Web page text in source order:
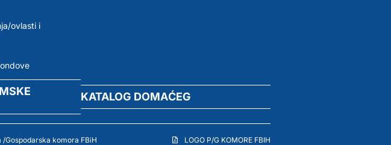
ovlasti i
KATALOG DOMAĆEG
/Gospodarska komora FBiH LOGO P/G KOMORE FBIH